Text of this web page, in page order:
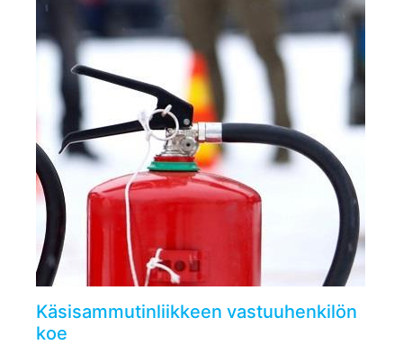
Käsisammutinliikkeen vastuuhenkilön
koe